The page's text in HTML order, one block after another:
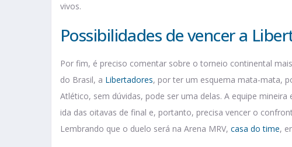
vivos.
Possibilidades de vencer a
Por fim, é preciso comentar sobre o torneio continental
do Brasil, a Libertadores, por ter um esquema mata-mata,
Atlético, sem dúvidas, pode ser uma delas. A equipe
ida das oitavas de final e, portanto, precisa vencer o
Lembrando que o duelo será na Arena MRV, casa do time,